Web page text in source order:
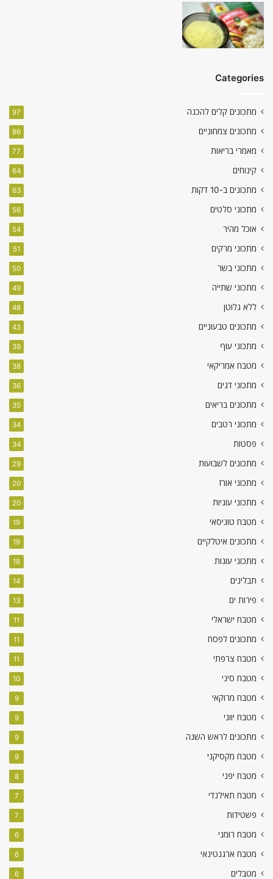
Categories
מתכונים קלים להכנה 97
מתכונים צמחוניים 86
מאמרי בריאות 77
קינוחים 64
מתכונים ב-10 דקות 63
מתכוני סלטים 56
אוכל מהיר 54
מתכוני מרקים 51
מתכוני בשר 50
מתכוני שתייה 49
ללא גלוטן 48
מתכונים טבעוניים 43
מתכוני עוף 39
מטבח אמריקאי 38
מתכוני דגים 36
מתכונים בריאים 35
מתכוני רטבים 34
פסטות 34
מתכונים לשבועות 29
מתכוני אורז 20
מתכוני עוגיות 20
מטבח טוניסאי 19
מתכונים איטלקיים 19
מתכוני עוגות 18
תבלינים 14
פירות ים 13
מטבח ישראלי 11
מתכונים לפסח 11
מטבח צרפתי 11
מטבח סיני 10
מטבח מרוקאי 9
מטבח יווני 9
מתכונים לראש השנה 9
מטבח מקסיקני 9
מטבח יפני 8
מטבח תאילנדי 7
פשטידות 7
מטבח רומני 6
מטבח ארגנטינאי 6
מטבלים 6